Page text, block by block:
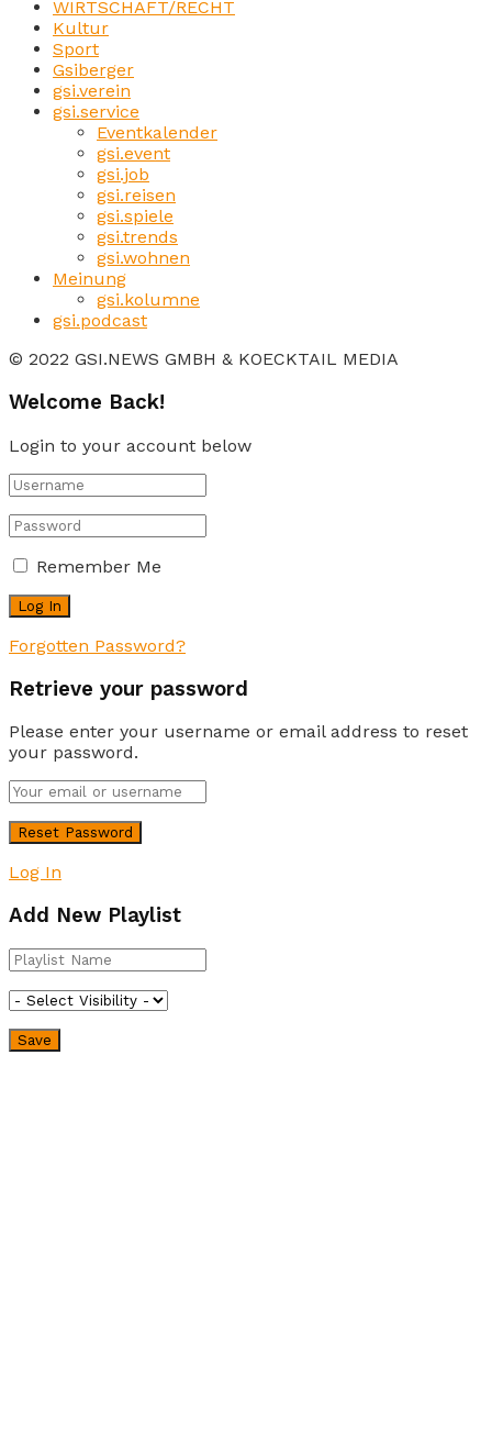
WIRTSCHAFT/RECHT
Kultur
Sport
Gsiberger
gsi.verein
gsi.service
Eventkalender
gsi.event
gsi.job
gsi.reisen
gsi.spiele
gsi.trends
gsi.wohnen
Meinung
gsi.kolumne
gsi.podcast
© 2022 GSI.NEWS GMBH & KOECKTAIL MEDIA
Welcome Back!
Login to your account below
Remember Me
Forgotten Password?
Retrieve your password
Please enter your username or email address to reset
your password.
Log In
Add New Playlist